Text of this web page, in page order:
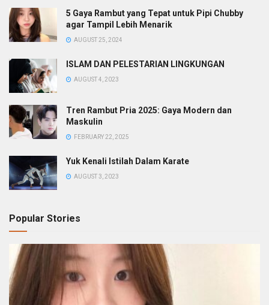
5 Gaya Rambut yang Tepat untuk Pipi Chubby
agar Tampil Lebih Menarik
AUGUST 25, 2024
ISLAM DAN PELESTARIAN LINGKUNGAN
AUGUST 4, 2023
Tren Rambut Pria 2025: Gaya Modern dan
Maskulin
FEBRUARY 22, 2025
Yuk Kenali Istilah Dalam Karate
AUGUST 3, 2023
Popular Stories